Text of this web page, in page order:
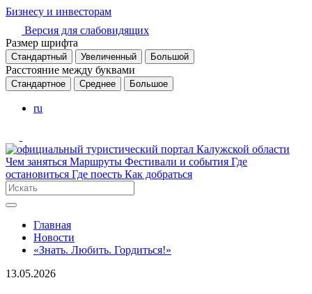
Бизнесу и инвесторам
Версия для слабовидящих
Размер шрифта
Стандартный Увеличенный Большой
Расстояние между буквами
Стандартное Среднее Большое
ru
Чем заняться Маршруты Фестивали и события Где
остановиться Где поесть Как добраться
Главная
Новости
«Знать. Любить. Гордиться!»
13.05.2026